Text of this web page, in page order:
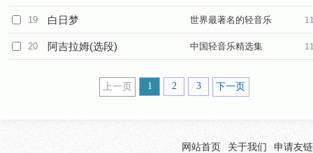
19 白日梦 世界最著名的轻音乐
20 阿吉拉姆(选段) 中国轻音乐精选集
上一页 1 2 3 下一页
网站首页 关于我们
申请友